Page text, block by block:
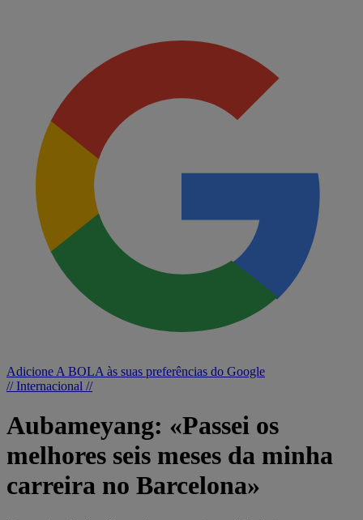
Adicione A BOLA às suas preferências do Google
// Internacional //
Aubameyang: «Passei os
melhores seis meses da minha
carreira no Barcelona»